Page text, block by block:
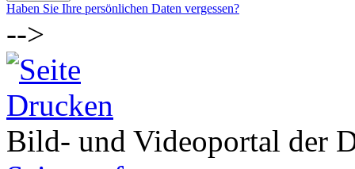
Haben Sie Ihre persönlichen Daten vergessen?
-->
Bild- und Videoportal der